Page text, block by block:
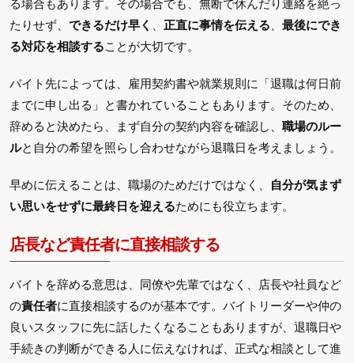
る場合もあります。その場合でも、無断で休んだり連絡を絶っ
たりせず、 できるだけ早く 正直に事情を伝える
最後にでき
る対応を相談することが大切です。
バイト先によっては、雇用契約書や就業規則に「退職は何日前
までに申し出る」と書かれていることもあります。そのため、
辞めると決めたら、まず自分の契約内容を確認し、 職場のルー
ルと自分の希望を照らし合わせながら退職日を考えましょう。
早めに伝えることは、職場のためだけではなく、
自分が気まず
い思いをせずに最終日を迎えるためにも役立ちます。
店長など責任者に直接相談する
バイトを辞める意思は、同僚や先輩ではなく、店長や社員など
の責任者に直接相談するのが基本です。バイトリーダーや仲の
良いスタッフに先に話したくなることもありますが、退職日や
手続きの判断ができる人に伝えなければ、正式な相談として進